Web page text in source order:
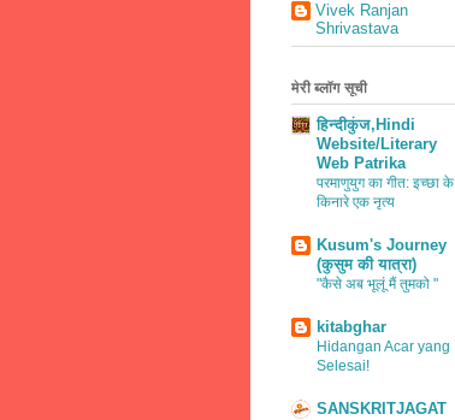
Vivek Ranjan
Shrivastava
मेरी ब्लॉग सूची
हिन्दीकुंज,Hindi
Website/Literary
Web Patrika
परमाणुयुग का गीत: इच्छा के
किनारे एक नृत्य
Kusum's Journey
(कुसुम की यात्रा)
"कैसे अब भूलूं मैं तुमको "
kitabghar
Hidangan Acar yang
Selesai!
SANSKRITJAGAT